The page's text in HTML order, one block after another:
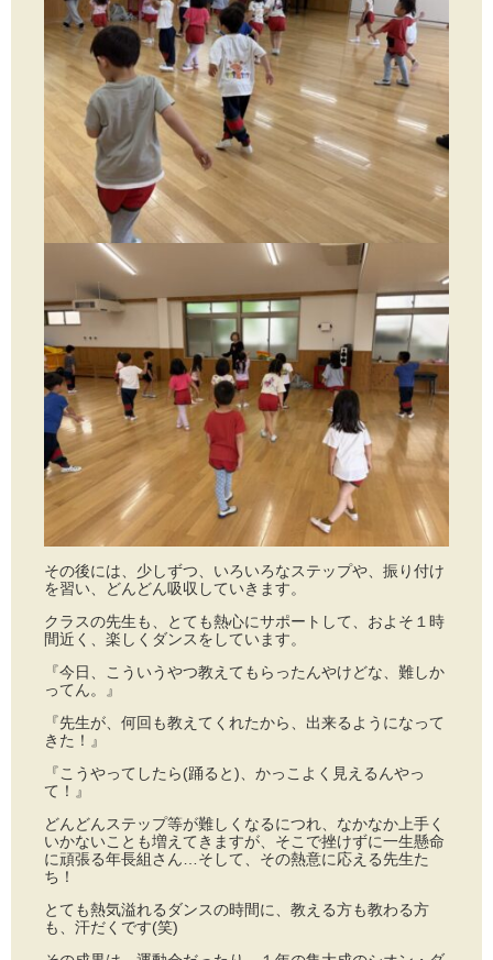
その後には、少しずつ、いろいろなステップや、振り付け
を習い、どんどん吸収していきます。
クラスの先生も、とても熱心にサポートして、およそ１時
間近く、楽しくダンスをしています。
『今日、こういうやつ教えてもらったんやけどな、難しか
ってん。』
『先生が、何回も教えてくれたから、出来るようになって
きた！』
『こうやってしたら(踊ると)、かっこよく見えるんやっ
て！』
どんどんステップ等が難しくなるにつれ、なかなか上手く
いかないことも増えてきますが、そこで挫けずに一生懸命
に頑張る年長組さん…そして、その熱意に応える先生た
ち！
とても熱気溢れるダンスの時間に、教える方も教わる方
も、汗だくです(笑)